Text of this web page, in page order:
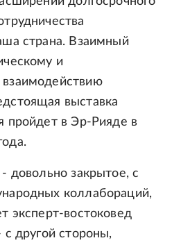
страна. Взаимный
и
взаимодействию
выставка
пройдет в Эр-Рияде в
довольно закрытое, с
коллабораций,
эксперт-востоковед
другой стороны,